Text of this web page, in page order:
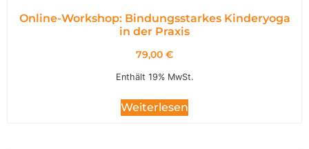
Online-Workshop: Bindungsstarkes Kinderyoga
in der Praxis
79,00 €
Enthält 19% MwSt.
Weiterlesen